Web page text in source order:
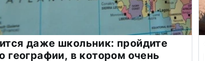
даже школьник: пройдите
географии, в котором очень